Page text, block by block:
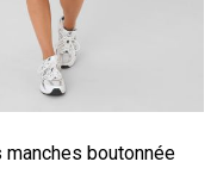
manches boutonnée